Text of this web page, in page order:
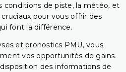
conditions de piste, la météo, et
pour vous offrir des
font la différence.
et pronostics PMU, vous
vos opportunités de gains.
des informations de